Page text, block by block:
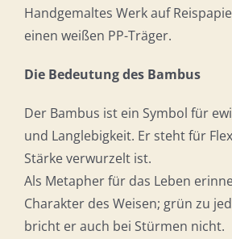
Handgemaltes Werk auf
einen weißen PP-Träger.
Die Bedeutung des Bambus
Der Bambus ist ein Symbol für
und Langlebigkeit. Er steht für
Stärke verwurzelt ist.
Als Metapher für das Leben
Charakter des Weisen; grün zu
bricht er auch bei Stürmen nicht.